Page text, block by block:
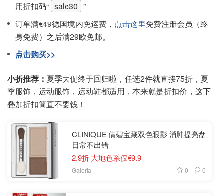
用折扣码“ sale30 ”
订单满€49德国境内免运费， 点击这里免费注册会员（终
身免费）之后满29欧免邮。
点击购买>>
小折推荐： 夏季大促终于回归啦，任选2件就直接75折，夏
季服饰，运动服饰，运动鞋都适用，本来就是折扣价，这下
叠加折扣简直不要钱！
CLINIQUE 倩碧宝藏双色眼影 消肿提亮盘
日常不出错
2.9折 大地色系仅€9.9
Galeria 0 0